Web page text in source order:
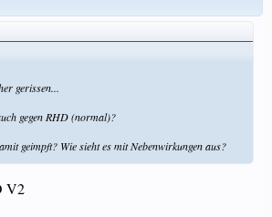
gerissen...
gegen RHD (normal)?
geimpft? Wie sieht es mit Nebenwirkungen aus?
V2